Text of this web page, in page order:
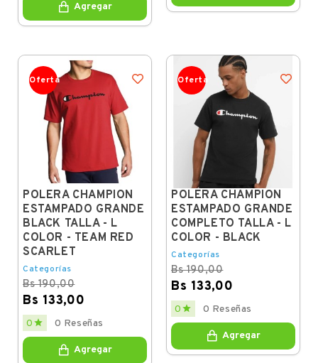
Agregar
Oferta
POLERA CHAMPION
ESTAMPADO GRANDE
BLACK TALLA - L
COLOR - TEAM RED
SCARLET
Categorías
Bs 190,00
Bs 133,00
Regular
price
Price
0  0 Reseñas
Agregar
Oferta
POLERA CHAMPION
ESTAMPADO GRANDE
COMPLETO TALLA - L
COLOR - BLACK
Categorías
Bs 190,00
Bs 133,00
Regular
price
Price
0  0 Reseñas
Agregar